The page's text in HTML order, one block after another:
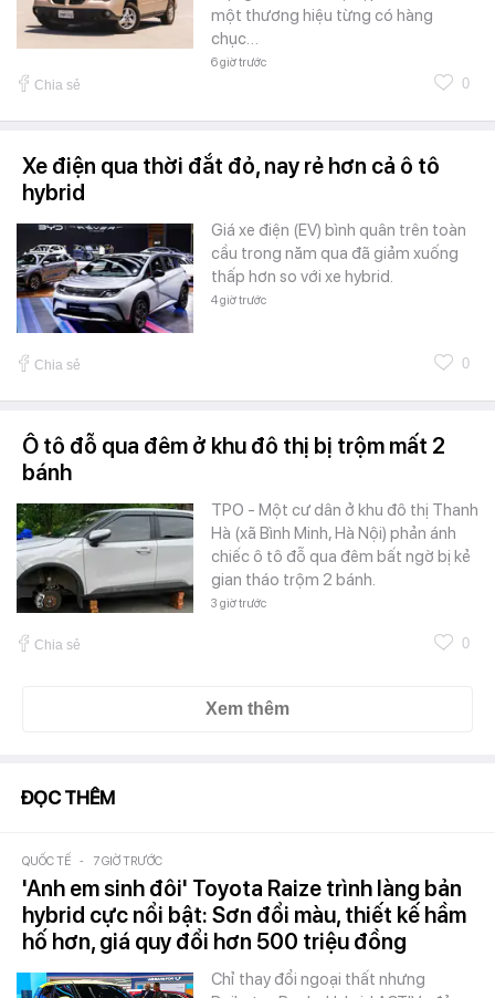
một thương hiệu từng có hàng
chục…
6 giờ trước
Chia sẻ 0
Xe điện qua thời đắt đỏ, nay rẻ hơn cả ô tô
hybrid
Giá xe điện (EV) bình quân trên toàn
cầu trong năm qua đã giảm xuống
thấp hơn so với xe hybrid.
4 giờ trước
Chia sẻ 0
Ô tô đỗ qua đêm ở khu đô thị bị trộm mất 2
bánh
TPO - Một cư dân ở khu đô thị Thanh
Hà (xã Bình Minh, Hà Nội) phản ánh
chiếc ô tô đỗ qua đêm bất ngờ bị kẻ
gian tháo trộm 2 bánh.
3 giờ trước
Chia sẻ 0
Xem thêm
ĐỌC THÊM
QUỐC TẾ - 7 GIỜ TRƯỚC
'Anh em sinh đôi' Toyota Raize trình làng bản
hybrid cực nổi bật: Sơn đổi màu, thiết kế hầm
hố hơn, giá quy đổi hơn 500 triệu đồng
Chỉ thay đổi ngoại thất nhưng